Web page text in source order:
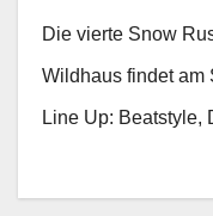
Die vierte Snow
Wildhaus findet am
Line Up: Beatstyle,